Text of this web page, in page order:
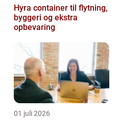
Hyra container til flytning,
byggeri og ekstra
opbevaring
01 juli 2026